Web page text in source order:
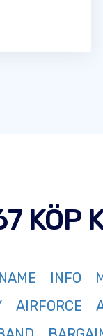
KÖP
NAME INFO
AIRFORCE